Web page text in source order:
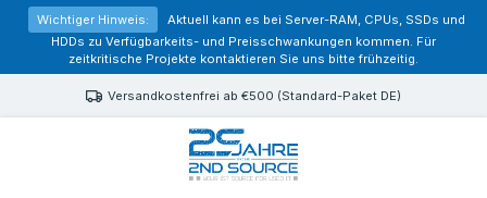
springen
Wichtiger Hinweis:
Aktuell kann es bei Server-RAM, CPUs, SSDs und
HDDs zu Verfügbarkeits- und Preisschwankungen kommen. Für
zeitkritische Projekte kontaktieren Sie uns bitte frühzeitig.
Versandkostenfrei ab €500 (Standard-Paket DE)